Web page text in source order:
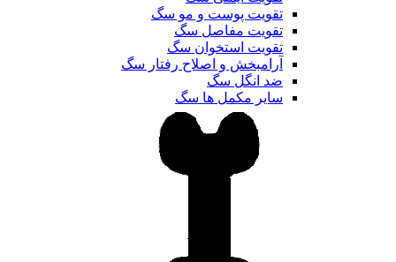
تقویت پوست و مو سگ
تقویت مفاصل سگ
تقویت استخوان سگ
آرامبخش و اصلاح رفتار سگ
ضد انگل سگ
سایر مکمل ها سگ